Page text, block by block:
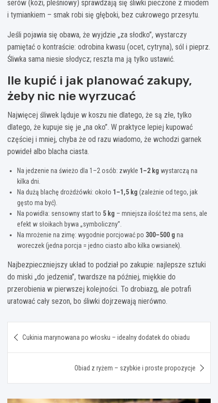
serów (kozi, pleśniowy) sprawdzają się śliwki pieczone z miodem
i tymiankiem – smak robi się głęboki, bez cukrowego przesytu.
Jeśli pojawia się obawa, że wyjdzie „za słodko”, wystarczy
pamiętać o kontraście: odrobina kwasu (ocet, cytryna), sól i pieprz.
Śliwka sama niesie słodycz; reszta ma ją tylko ustawić.
Ile kupić i jak planować zakupy,
żeby nic nie wyrzucać
Najwięcej śliwek ląduje w koszu nie dlatego, że są złe, tylko
dlatego, że kupuje się je „na oko”. W praktyce lepiej kupować
częściej i mniej, chyba że od razu wiadomo, że wchodzi garnek
powideł albo blacha ciasta.
Na jedzenie na świeżo dla 1–2 osób: zwykle 1–2 kg wystarczą na
kilka dni.
Na dużą blachę drożdżówki: około 1–1,5 kg (zależnie od tego, jak
gęsto ma być).
Na powidła: sensowny start to 5 kg – mniejsza ilość też ma sens, ale
efekt w słoikach bywa „symboliczny”.
Na mrożenie na zimę: wygodnie porcjować po 300–500 g na
woreczek (jedna porcja = jedno ciasto albo kilka owsianek).
Najbezpieczniejszy układ to podział po zakupie: najlepsze sztuki
do miski „do jedzenia”, twardsze na później, miękkie do
przerobienia w pierwszej kolejności. To drobiazg, ale potrafi
uratować cały sezon, bo śliwki dojrzewają nierówno.
wpisu
Cukinia marynowana po włosku – idealny dodatek do obiadu
Obiad z ryżem – szybkie i proste propozycje